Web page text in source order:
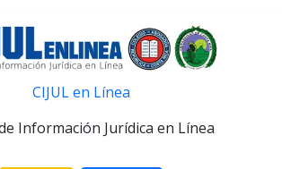
CIJUL en Línea
Información Jurídica en Línea